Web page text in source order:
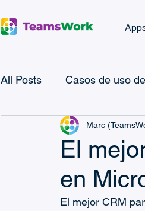
All Posts Casos de uso
Microsoft Power
Microsoft Teams Billing
El
en
Marc
El mejor CRM